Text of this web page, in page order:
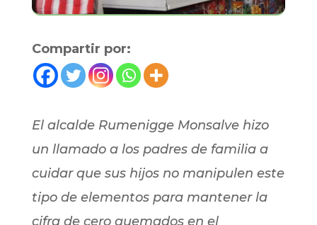
Compartir por:
El alcalde Rumenigge Monsalve hizo
un llamado a los padres de familia a
cuidar que sus hijos no manipulen este
tipo de elementos para mantener la
cifra de cero quemados en el